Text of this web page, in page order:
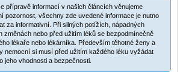
přípravě informací v našich článcích věnujeme
pozornost, všechny zde uvedené informace je nutno
za informativní. Při silných potížích, nápadných
změnách nebo před užitím léků se bezpodmínečně
lékaře nebo lékárníka. Především těhotné ženy a
nemocní si musí před užitím každého léku vyžádat
jeho vhodnosti a bezpečnosti.